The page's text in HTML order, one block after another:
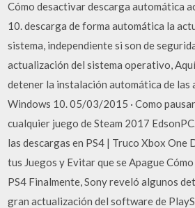
Cómo desactivar descarga automática
10. descarga de forma automática la
sistema, independiente si son de
actualización del sistema operativo,
detener la instalación automática de las
Windows 10. 05/03/2015 · Como
cualquier juego de Steam 2017
las descargas en PS4 | Truco Xbox One
tus Juegos y Evitar que se Apague
PS4 Finalmente, Sony reveló algunos
gran actualización del software de